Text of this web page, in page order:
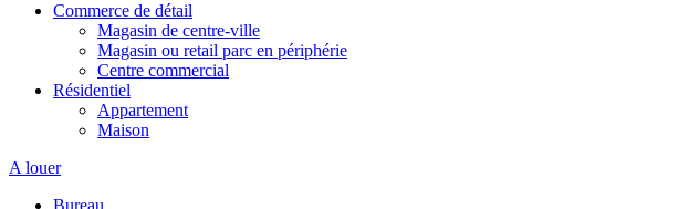
Commerce de détail
Magasin de centre-ville
Magasin ou retail parc en périphérie
Centre commercial
Résidentiel
Appartement
Maison
A louer
Bureau